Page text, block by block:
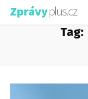
Zprávyplus.cz
Tag: